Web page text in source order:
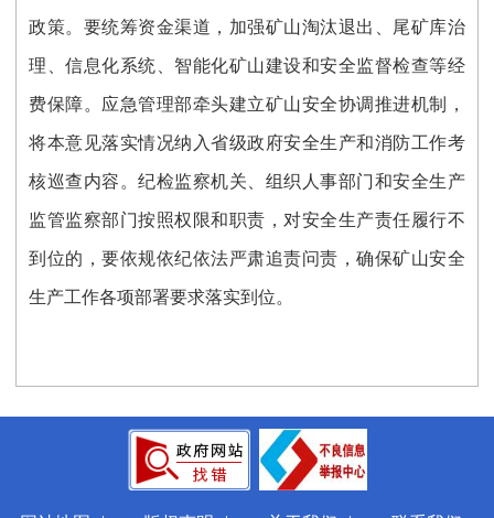
政策。要统筹资金渠道，加强矿山淘汰退出、尾矿库治
理、信息化系统、智能化矿山建设和安全监督检查等经
费保障。应急管理部牵头建立矿山安全协调推进机制，
将本意见落实情况纳入省级政府安全生产和消防工作考
核巡查内容。纪检监察机关、组织人事部门和安全生产
监管监察部门按照权限和职责，对安全生产责任履行不
到位的，要依规依纪依法严肃追责问责，确保矿山安全
生产工作各项部署要求落实到位。